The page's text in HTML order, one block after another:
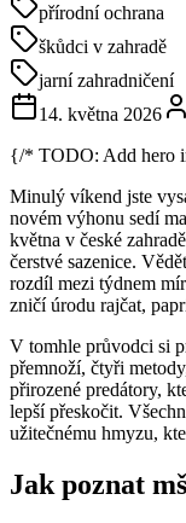
přírodní ochrana
škůdci v zahradě
jarní zahradničení
14. května 2026
{/* TODO: Add hero
Minulý víkend jste
novém výhonu sedí
května v české
čerstvé sazenice.
rozdíl mezi týdnem
zničí úrodu rajčat,
V tomhle průvodci si
přemnoží, čtyři
přirozené predátory,
lepší přeskočit.
užitečnému hmyzu,
Jak poznat